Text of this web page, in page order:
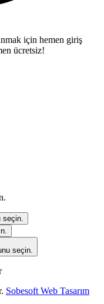
için hemen giriş
ücretsiz!
seçin.
seçin.
Sobesoft Web Tasarım